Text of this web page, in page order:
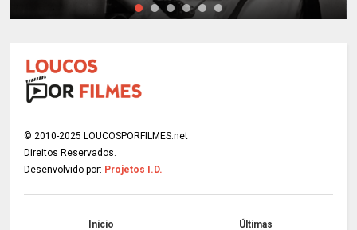
© 2010-2025 LOUCOSPORFILMES.net
Direitos Reservados.
Desenvolvido por: Projetos I.D.
Início Últimas